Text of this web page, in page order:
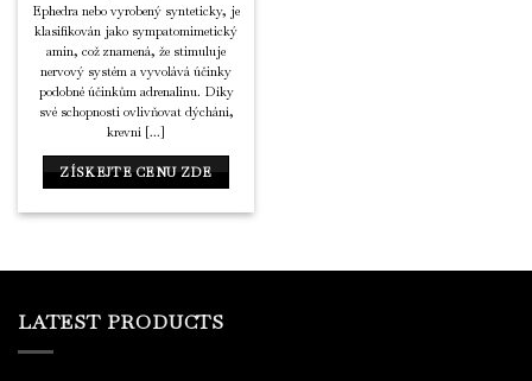
Ephedra nebo vyrobený synteticky, je
klasifikován jako sympatomimetický
amin, což znamená, že stimuluje
nervový systém a vyvolává účinky
podobné účinkům adrenalinu. Díky
své schopnosti ovlivňovat dýchání,
krevní [...]
ZÍSKEJTE CENU ZDE
LATEST PRODUCTS